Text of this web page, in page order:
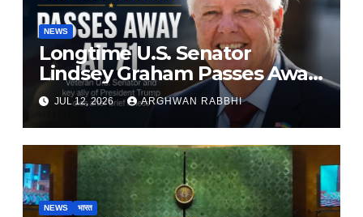
NEWS
Longtime U.S. Senator
Lindsey Graham Passes Away
at 71
JUL 12, 2026 ARGHWAN RABBHI
NEWS भारत